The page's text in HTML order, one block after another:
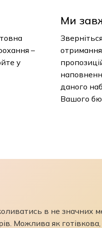
у
отримання
даного
Вашого
в не значних
Можлива як готівкова,
робить отримання